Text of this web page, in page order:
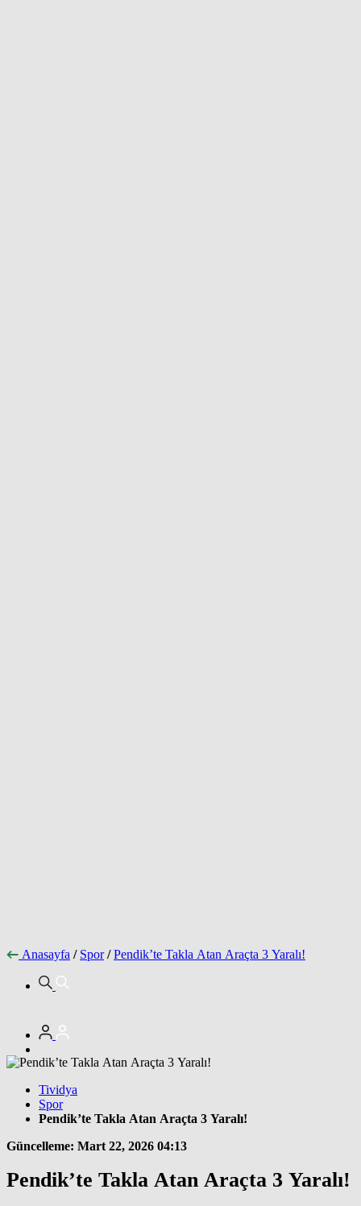
Anasayfa / Spor / Pendik’te Takla Atan Araçta 3 Yaralı!
Tividya
Spor
Pendik’te Takla Atan Araçta 3 Yaralı!
Güncelleme: Mart 22, 2026 04:13
Pendik’te Takla Atan Araçta 3 Yaralı!